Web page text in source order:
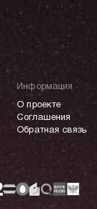
Информация
О проекте
Соглашения
Обратная связь